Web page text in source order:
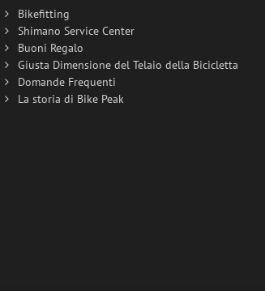
Bikefitting
Shimano Service Center
Buoni Regalo
Giusta Dimensione del Telaio della Bicicletta
Domande Frequenti
La storia di Bike Peak